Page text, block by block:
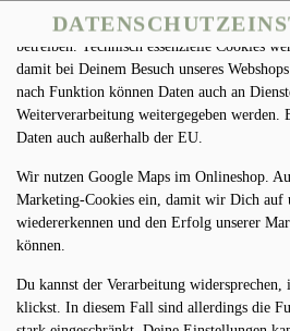
PIZZA
SCHARF)
Wir nutzen Cookies und Dienste Dritter,
betreiben. Technisch essenzielle Cookies
damit bei Deinem Besuch unseres
nach Funktion können Daten auch an
Weiterverarbeitung weitergegeben
Daten auch außerhalb der EU.
Wir nutzen Google Maps im Onlineshop.
Marketing-Cookies ein, damit wir Dich auf
wiedererkennen und den Erfolg unserer
können.
Du kannst der Verarbeitung
klickst. In diesem Fall sind allerdings die